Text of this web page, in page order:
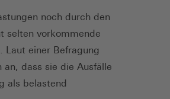
noch durch den
selten vorkommende
Laut einer Befragung
dass sie die Ausfälle
als belastend